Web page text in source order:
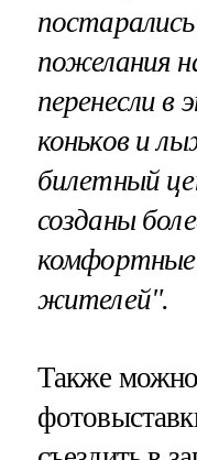
пожелания
перенесли в
коньков и
билетный
созданы
комфортные
жителей".
Также можно